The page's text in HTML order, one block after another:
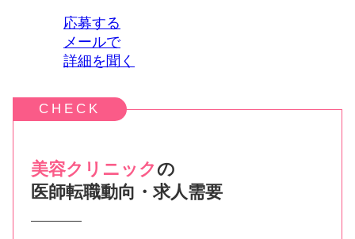
応募する
メールで
詳細を聞く
美容クリニックの
医師転職動向・求人需要